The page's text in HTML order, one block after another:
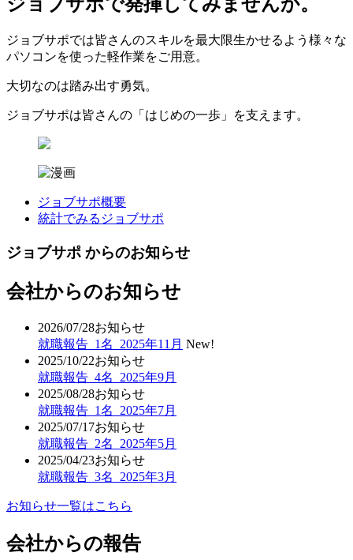
ジョブサポで発揮してみませんか。
ジョブサポでは皆さんのスキルを最大限生かせるよう様々な
パソコンを使った軽作業をご用意。
大切なのは踏み出す勇気。
ジョブサポは皆さんの「はじめの一歩」を支えます。
ジョブサポ概要
統計でみるジョブサポ
ジョブサポ からのお知らせ
会社からのお知らせ
2026/07/28お知らせ
就職報告_1名_2025年11月 New!
2025/10/22お知らせ
就職報告_4名_2025年9月
2025/08/28お知らせ
就職報告_1名_2025年7月
2025/07/17お知らせ
就職報告_2名_2025年5月
2025/04/23お知らせ
就職報告_3名_2025年3月
お知らせ一覧はこちら
会社からの報告